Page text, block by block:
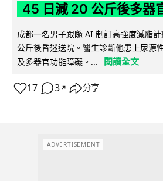
45 日減 20 公斤後多器
成都一名男子跟隨 AI 制訂高強度減脂
公斤後昏迷送院。醫生診斷他患上尿源
及多器官功能障礙。...
閱讀全文
17 3 ↗ 分享
ADVERTISEMENT